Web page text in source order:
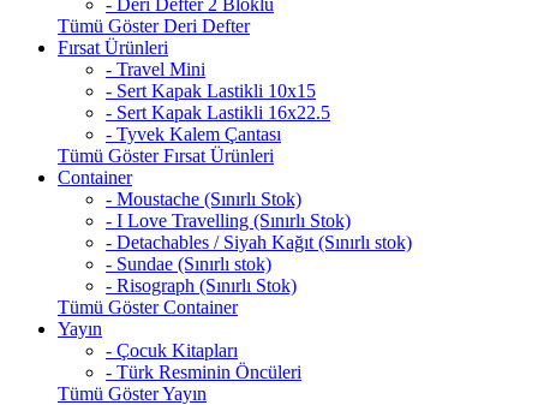
- Deri Defter 2 Bloklu
Tümü Göster Deri Defter
Fırsat Ürünleri
- Travel Mini
- Sert Kapak Lastikli 10x15
- Sert Kapak Lastikli 16x22.5
- Tyvek Kalem Çantası
Tümü Göster Fırsat Ürünleri
Container
- Moustache (Sınırlı Stok)
- I Love Travelling (Sınırlı Stok)
- Detachables / Siyah Kağıt (Sınırlı stok)
- Sundae (Sınırlı stok)
- Risograph (Sınırlı Stok)
Tümü Göster Container
Yayın
- Çocuk Kitapları
- Türk Resminin Öncüleri
Tümü Göster Yayın